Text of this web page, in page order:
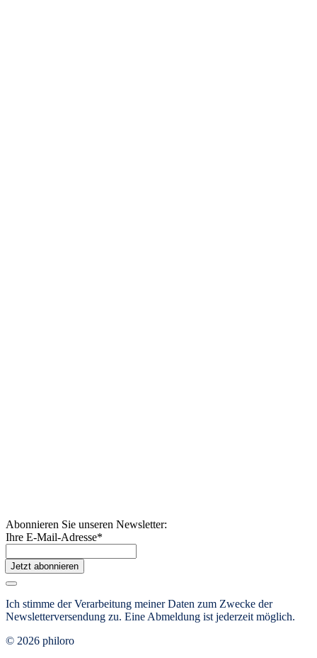
Abonnieren Sie unseren Newsletter:
Ihre E-Mail-Adresse*
Jetzt abonnieren
Ich stimme der Verarbeitung meiner Daten zum Zwecke der
Newsletterversendung zu. Eine Abmeldung ist jederzeit möglich.
© 2026 philoro